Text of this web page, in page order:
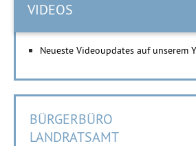
VIDEOS
Neueste Videoupdates auf unserem
BÜRGERBÜRO
LANDRATSAMT